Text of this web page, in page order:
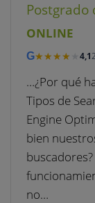
ONLINE
G★★★★★
★★★★★ 4,1
…¿Por qué
Tipos de
Engine
bien
no…